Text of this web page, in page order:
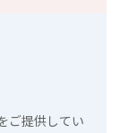
ご提供してい